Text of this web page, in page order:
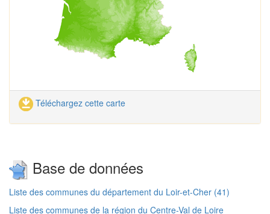
Téléchargez cette carte
Base de données
Liste des communes du département du Loir-et-Cher (41)
Liste des communes de la région du Centre-Val de Loire